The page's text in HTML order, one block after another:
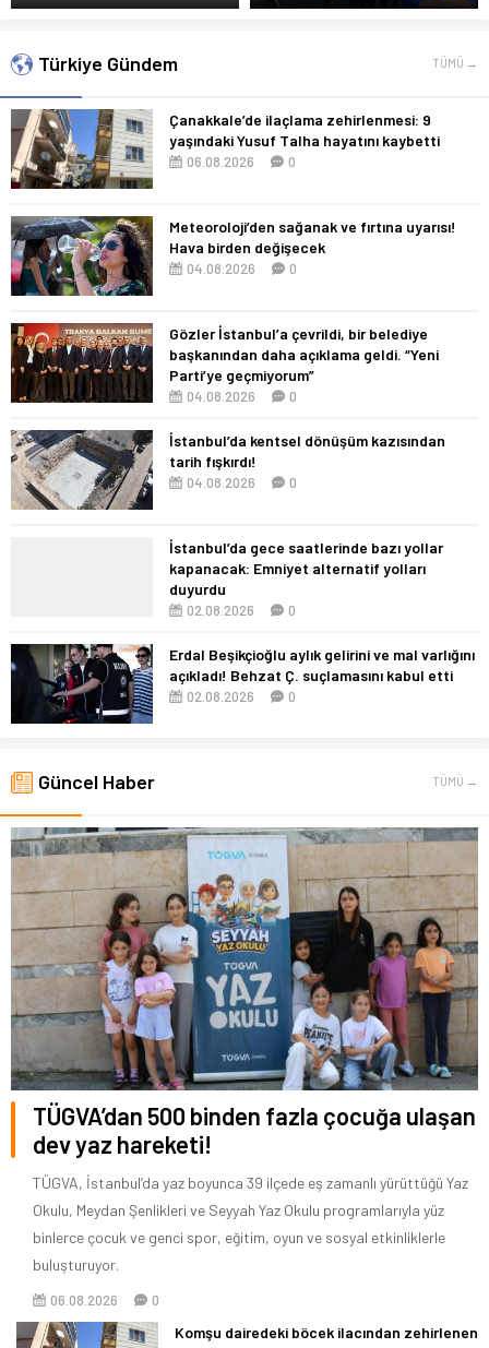
Türkiye Gündem TÜMÜ →
Çanakkale’de ilaçlama zehirlenmesi: 9
yaşındaki Yusuf Talha hayatını kaybetti
06.08.2026 0
Meteoroloji’den sağanak ve fırtına uyarısı!
Hava birden değişecek
04.08.2026 0
Gözler İstanbul’a çevrildi, bir belediye
başkanından daha açıklama geldi. “Yeni
Parti’ye geçmiyorum”
04.08.2026 0
İstanbul’da kentsel dönüşüm kazısından
tarih fışkırdı!
04.08.2026 0
İstanbul’da gece saatlerinde bazı yollar
kapanacak: Emniyet alternatif yolları
duyurdu
02.08.2026 0
Erdal Beşikçioğlu aylık gelirini ve mal varlığını
açıkladı! Behzat Ç. suçlamasını kabul etti
02.08.2026 0
Güncel Haber TÜMÜ →
TÜGVA’dan 500 binden fazla çocuğa ulaşan
dev yaz hareketi!
TÜGVA, İstanbul’da yaz boyunca 39 ilçede eş zamanlı yürüttüğü Yaz
Okulu, Meydan Şenlikleri ve Seyyah Yaz Okulu programlarıyla yüz
binlerce çocuk ve genci spor, eğitim, oyun ve sosyal etkinliklerle
buluşturuyor.
06.08.2026 0
Komşu dairedeki böcek ilacından zehirlenen